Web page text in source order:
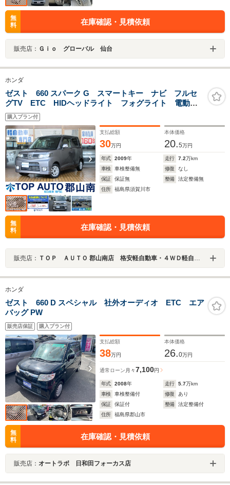
無
料
在庫確認・見積依頼
販売店： Ｇｉｏ グローバル 仙台
ホンダ
ゼスト 660 スパーク G スマートキー ナビ フルセ
グTV ETC HIDヘッドライト フォグライト 電動格
納ミラー 全席パワーウィンドウ ベンチシート 社外
アルミホイール ドアバイザー ABS 無修復歴車
購入プラン付
支払総額
30万円
本体価格
20.5万円
年式 2009年 走行 7.2万km
車検
車検整備無 修復
なし
保証
保証無 整備
法定整備無
住所
福島県須賀川市
無
料
在庫確認・見積依頼
販売店： ＴＯＰ ＡＵＴＯ 郡山南店 格安軽自動車・４ＷＤ軽自動車プロショップ
ホンダ
ゼスト 660 D スペシャル 社外オーディオ ETC エア
バッグ PW
販売店保証 購入プラン付
支払総額
38万円
本体価格
26.0万円
通常ローン 月々7,100円
年式 2008年 走行 5.7万km
車検
車検整備付 修復
あり
保証
保証付 整備
法定整備付
住所
福島県郡山市
無
料
在庫確認・見積依頼
販売店： オートラボ 日和田フォーカス店